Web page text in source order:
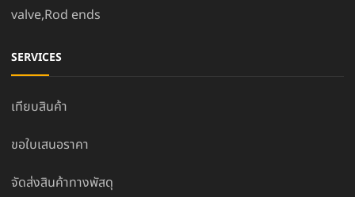
valve,Rod ends
SERVICES
เทียบสินค้า
ขอใบเสนอราคา
จัดส่งสินค้าทางพัสดุ